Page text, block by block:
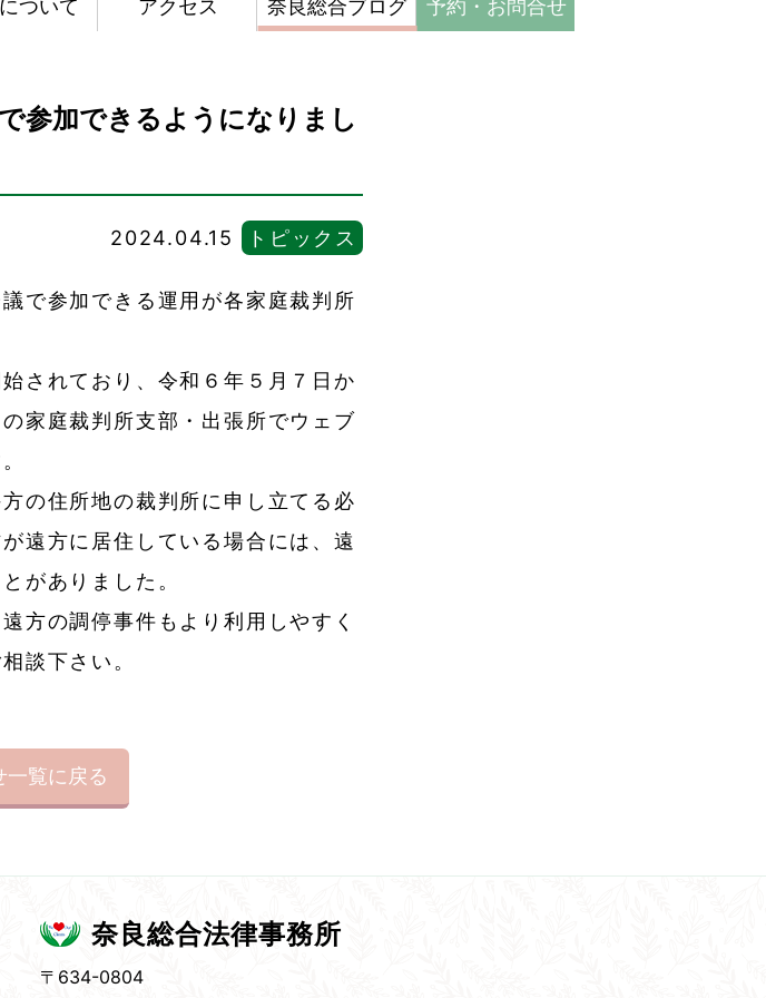
ついて アクセス 奈良総合ブログ 予約・お問合せ
参加できるようになりまし
2024.04.15 トピックス
で参加できる運用が各家庭裁判所
されており、令和６年５月７日か
家庭裁判所支部・出張所でウェブ
の住所地の裁判所に申し立てる必
遠方に居住している場合には、遠
がありました。
方の調停事件もより利用しやすく
談下さい。
一覧に戻る
奈良総合法律事務所
〒634-0804